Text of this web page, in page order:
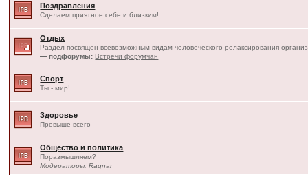
Поздравления
Сделаем приятное себе и близким!
Отдых
Раздел посвящен всевозможным видам человеческого релаксирования
— подфорумы: Встречи форумчан
Спорт
Ты - мир!
Здоровье
Превыше всего
Общество и политика
Поразмышляем?
Модераторы:Ragnar